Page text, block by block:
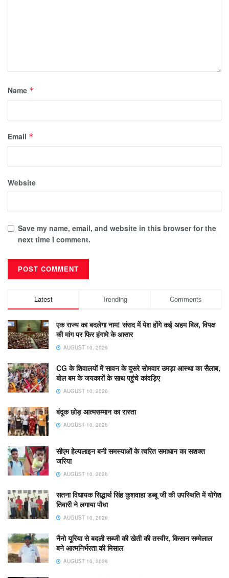
Name *
Email *
Website
Save my name, email, and website in this browser for the
next time I comment.
Latest Trending Comments
एक राज्य का बदलेगा नाम! संसद में पेश होंगे कई अहम बिल, विपक्ष
की मांग पर फिर हंगामे के आसार
AUGUST 10, 2026
CG के शिवालयों में सावन के दूसरे सोमवार उमड़ा आस्था का सैलाब,
बोल बम के जयकारों के साथ पहुंचे कांवड़िए
AUGUST 10, 2026
​बंदूक छोड़ आत्मसम्मान का रास्ता
AUGUST 10, 2026
सीएम हेल्पलाइन बनी समस्याओं के त्वरित समाधान का सशक्त
जरिया
AUGUST 10, 2026
सतना विधायक सिद्धार्थ सिंह कुशवाहा डब्बू जी की उपस्थिति में योगेश
तिवारी ने लगाया पौधा
AUGUST 10, 2026
नैनो यूरिया से बदली सब्जी की खेती की तस्वीर, किसान सम्मेलाल
बने आत्मनिर्भरता की मिसाल
AUGUST 10, 2026